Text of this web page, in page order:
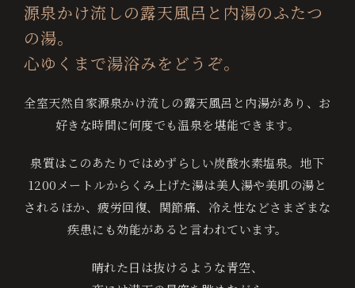
a
g
e
ベ
ト
ー
ト
証
に
つ
い
源泉かけ流しの露天風呂と内湯のふたつ
の湯。
心ゆくまで湯浴みをどうぞ。
全室天然自家源泉かけ流しの露天風呂と内湯があり、お
好きな時間に何度でも温泉を堪能できます。
泉質はこのあたりではめずらしい炭酸水素塩泉。地下
1200メートルからくみ上げた湯は美人湯や美肌の湯と
されるほか、疲労回復、関節痛、冷え性などさまざまな
疾患にも効能があると言われています。
晴れた日は抜けるような青空、